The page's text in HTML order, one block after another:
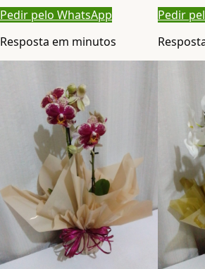
Pedir pelo WhatsApp
Resposta em minutos
Pedir